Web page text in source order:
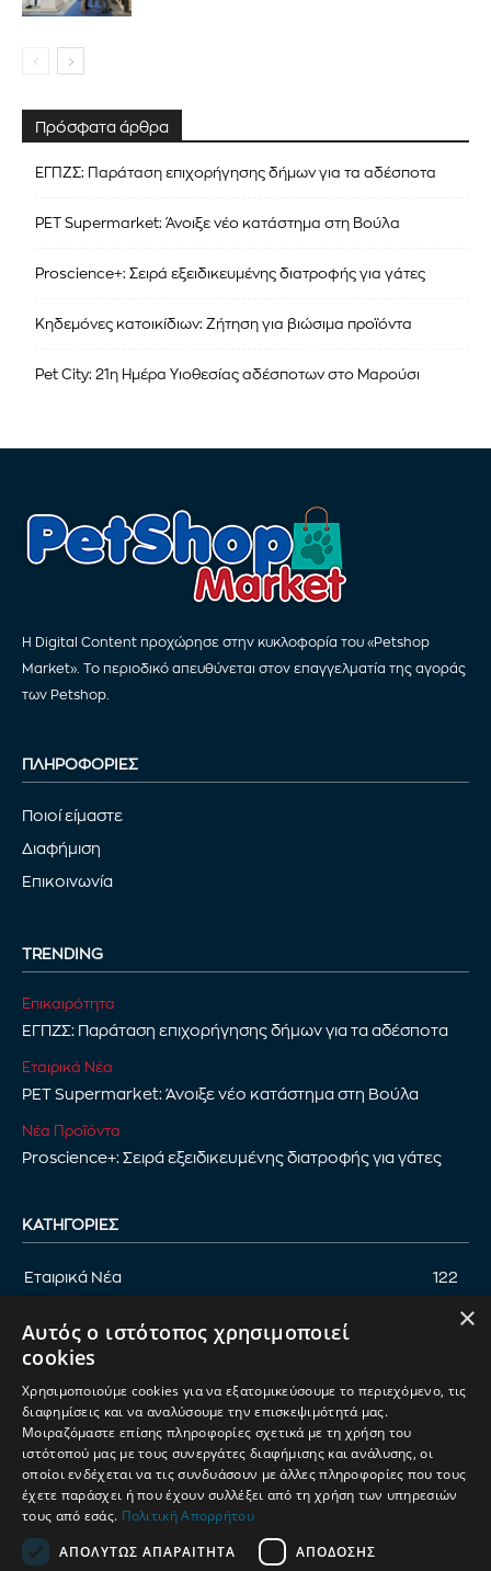
Πρόσφατα άρθρα
ΕΓΠΖΣ: Παράταση επιχορήγησης δήμων για τα αδέσποτα
PET Supermarket: Άνοιξε νέο κατάστημα στη Βούλα
Proscience+: Σειρά εξειδικευμένης διατροφής για γάτες
Κηδεμόνες κατοικίδιων: Ζήτηση για βιώσιμα προϊόντα
Pet City: 21η Ημέρα Υιοθεσίας αδέσποτων στο Μαρούσι
Η Digital Content προχώρησε στην κυκλοφορία του «Petshop
Market». Το περιοδικό απευθύνεται στον επαγγελματία της αγοράς
των Petshop.
ΠΛΗΡΟΦΟΡΙΕΣ
Ποιοί είμαστε
Διαφήμιση
Επικοινωνία
TRENDING
Επικαιρότητα
ΕΓΠΖΣ: Παράταση επιχορήγησης δήμων για τα αδέσποτα
Εταιρικά Νέα
PET Supermarket: Άνοιξε νέο κατάστημα στη Βούλα
Νέα Προϊόντα
Proscience+: Σειρά εξειδικευμένης διατροφής για γάτες
ΚΑΤΗΓΟΡΊΕΣ
Εταιρικά Νέα 122
Αφιέρωμα
Νέα Προϊόντα
Παρουσίαση προϊόντων
Έρευνα 71
×
Αυτός ο ιστότοπος χρησιμοποιεί
cookies
Χρησιμοποιούμε cookies για να εξατομικεύσουμε το περιεχόμενο, τις
διαφημίσεις και να αναλύσουμε την επισκεψιμότητά μας.
Μοιραζόμαστε επίσης πληροφορίες σχετικά με τη χρήση του
ιστότοπού μας με τους συνεργάτες διαφήμισης και ανάλυσης, οι
οποίοι ενδέχεται να τις συνδυάσουν με άλλες πληροφορίες που τους
έχετε παράσχει ή που έχουν συλλέξει από τη χρήση των υπηρεσιών
τους από εσάς. Πολιτική Απορρήτου
ΑΠΟΛΎΤΩΣ ΑΠΑΡΑΊΤΗΤΑ
ΑΠΌΔΟΣΗΣ